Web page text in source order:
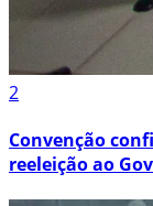
2
Convenção
reeleição ao